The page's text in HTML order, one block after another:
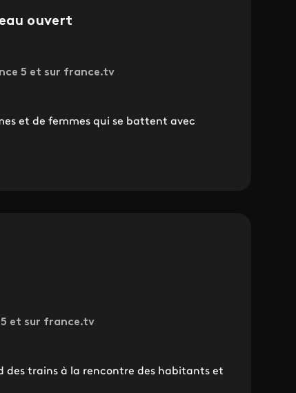
ouvert
5 et sur france.tv
et de femmes qui se battent avec
5 et sur france.tv
des trains à la rencontre des habitants et